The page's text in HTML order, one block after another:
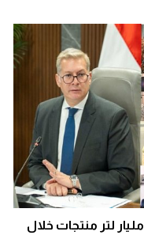
السهام البترولية تنجح في نقل 4.7 مليار لتر منتجات خلال